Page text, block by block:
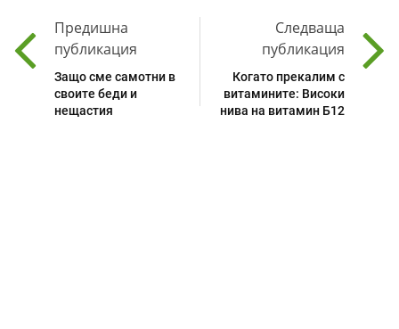
Предишна
публикация
Защо сме самотни в
своите беди и
нещастия
Следваща
публикация
Когато прекалим с
витамините: Високи
нива на витамин Б12